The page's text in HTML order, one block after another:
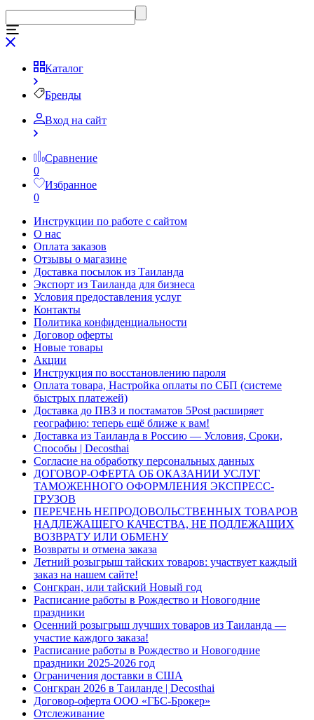
Каталог
Бренды
Вход на сайт
Сравнение
0
Избранное
0
Инструкции по работе с сайтом
О нас
Оплата заказов
Отзывы о магазине
Доставка посылок из Таиланда
Экспорт из Таиланда для бизнеса
Условия предоставления услуг
Контакты
Политика конфиденциальности
Договор оферты
Новые товары
Акции
Инструкция по восстановлению пароля
Оплата товара, Настройка оплаты по СБП (системе
быстрых платежей)
Доставка до ПВЗ и постаматов 5Post расширяет
географию: теперь ещё ближе к вам!
Доставка из Таиланда в Россию — Условия, Сроки,
Способы | Decosthai
Согласие на обработку персональных данных
ДОГОВОР-ОФЕРТА ОБ ОКАЗАНИИ УСЛУГ
ТАМОЖЕННОГО ОФОРМЛЕНИЯ ЭКСПРЕСС-
ГРУЗОВ
ПЕРЕЧЕНЬ НЕПРОДОВОЛЬСТВЕННЫХ ТОВАРОВ
НАДЛЕЖАЩЕГО КАЧЕСТВА, НЕ ПОДЛЕЖАЩИХ
ВОЗВРАТУ ИЛИ ОБМЕНУ
Возвраты и отмена заказа
Летний розыгрыш тайских товаров: участвует каждый
заказ на нашем сайте!
Сонгкран, или тайский Новый год
Расписание работы в Рождество и Новогодние
праздники
Осенний розыгрыш лучших товаров из Таиланда —
участие каждого заказа!
Расписание работы в Рождество и Новогодние
праздники 2025-2026 год
Ограничения доставки в США
Сонгкран 2026 в Таиланде | Decosthai
Договор-оферта ООО «ГБС-Брокер»
Отслеживание